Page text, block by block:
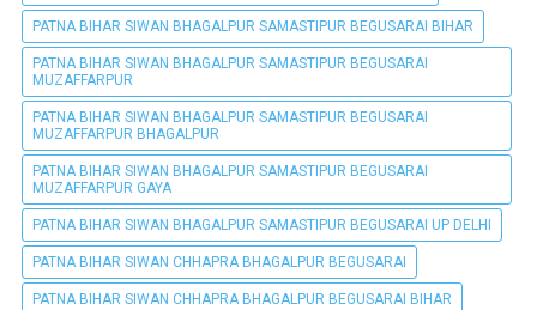
PATNA BIHAR SIWAN BHAGALPUR SAMASTIPUR BEGUSARAI BIHAR
PATNA BIHAR SIWAN BHAGALPUR SAMASTIPUR BEGUSARAI
MUZAFFARPUR
PATNA BIHAR SIWAN BHAGALPUR SAMASTIPUR BEGUSARAI
MUZAFFARPUR BHAGALPUR
PATNA BIHAR SIWAN BHAGALPUR SAMASTIPUR BEGUSARAI
MUZAFFARPUR GAYA
PATNA BIHAR SIWAN BHAGALPUR SAMASTIPUR BEGUSARAI UP DELHI
PATNA BIHAR SIWAN CHHAPRA BHAGALPUR BEGUSARAI
PATNA BIHAR SIWAN CHHAPRA BHAGALPUR BEGUSARAI BIHAR